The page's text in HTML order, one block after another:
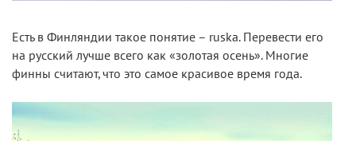
Есть в Финляндии такое понятие – ruska. Перевести его
на русский лучше всего как «золотая осень». Многие
финны считают, что это самое красивое время года.